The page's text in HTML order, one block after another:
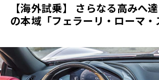
【海外試乗】 さらなる高みへ
の本域「フェラーリ・ローマ・